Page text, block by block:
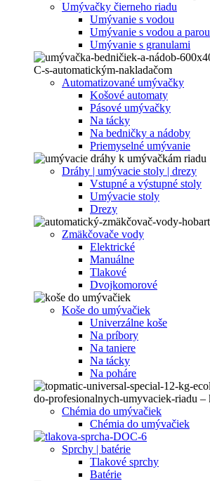
Umývačky čierneho riadu
Umývanie s vodou
Umývanie s vodou a parou
Umývanie s granulami
Automatizované umývačky
Košové automaty
Pásové umývačky
Na tácky
Na bedničky a nádoby
Priemyselné umývanie
Dráhy | umývacie stoly | drezy
Vstupné a výstupné stoly
Umývacie stoly
Drezy
Zmäkčovače vody
Elektrické
Manuálne
Tlakové
Dvojkomorové
Koše do umývačiek
Univerzálne koše
Na príbory
Na taniere
Na tácky
Na poháre
Chémia do umývačiek
Chémia do umývačiek
Sprchy | batérie
Tlakové sprchy
Batérie